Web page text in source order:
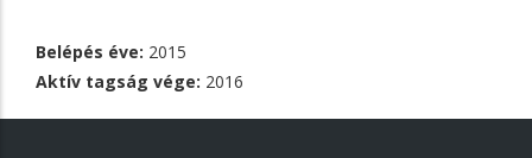
Belépés éve: 2015
Aktív tagság vége: 2016